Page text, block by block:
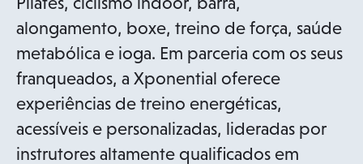
t
a
b
alongamento, boxe, treino de força, saúde
metabólica e ioga. Em parceria com os seus
franqueados, a Xponential oferece
experiências de treino energéticas,
acessíveis e personalizadas, lideradas por
instrutores altamente qualificados em